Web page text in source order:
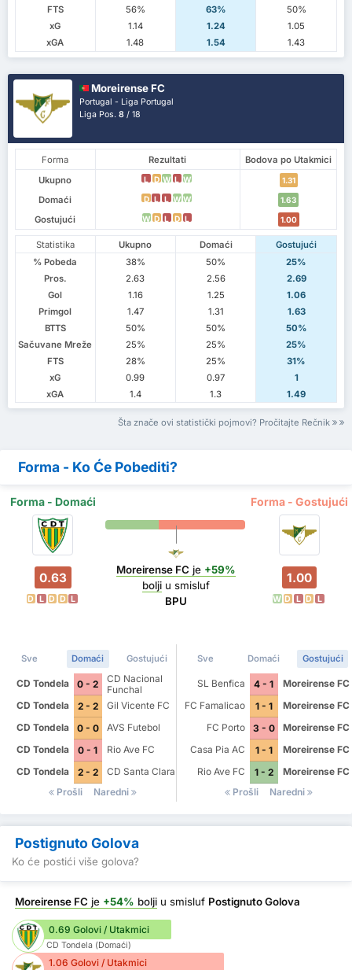
FTS
56% 63%
50%
xG
1.14 1.24
1.05
xGA
1.48 1.54 1.43
Moreirense FC
Portugal - Liga Portugal
Liga Pos.8 / 18
Forma Rezultati
Bodova po Utakmici
Ukupno
L D W L W 1.31
Domaći D L L W W 1.63
Gostujući W D L D L 1.00
Statistika Ukupno Domaći
Gostujući
% Pobeda
38% 50%
25%
Pros.
2.63 2.56
2.69
Gol
1.16 1.25
1.06
Primgol
1.47 1.31
1.63
BTTS
50% 50%
50%
Sačuvane Mreže
25% 25%
25%
FTS
28% 25%
31%
xG
0.99 0.97
1
xGA
1.4 1.3 1.49
Šta znače ovi statistički pojmovi? Pročitajte Rečnik
Forma - Ko Će Pobediti?
Forma - Domaći Forma - Gostujući
0.63
D L D D L
Moreirense FC je +59%
boljiu smisluf
BPU
1.00
W D L D L
Sve Domaći Gostujući
CD Tondela 0 - 2
CD Nacional
Funchal
CD Tondela
2 - 2
Gil Vicente FC
CD Tondela
0 - 0
AVS Futebol
CD Tondela
0 - 1
Rio Ave FC
CD Tondela
2 - 2
CD Santa Clara
Prošli
Naredni
Sve Domaći Gostujući
SL Benfica 4 - 1
Moreirense FC
FC Famalicao
1 - 1
Moreirense FC
FC Porto
3 - 0
Moreirense FC
Casa Pia AC
1 - 1
Moreirense FC
Rio Ave FC
1 - 2
Moreirense FC
Prošli
Naredni
Postignuto Golova
Ko će postići više golova?
Moreirense FC je +54% bolji u smisluf Postignuto Golova
0.69 Golovi / Utakmici
CD Tondela (Domaći)
1.06 Golovi / Utakmici